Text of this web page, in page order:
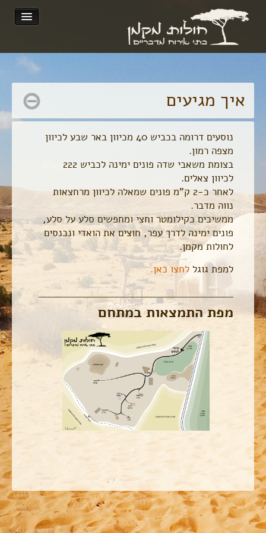
אודות
גלריה
הסעדה – מה בתפריט?
איך מגיעים
English
ריטריט יוגה עם אדוה לוי-הולר
איך מגיעים
נוסעים דרומה בכביש 40 מכיוון באר שבע לכיוון
מצפה רמון.
בצומת משאבי שדה פונים ימינה לכביש 222
לכיוון צאלים.
לאחר כ-2 ק"מ פונים שמאלה לכיוון מרחצאות
נווה מדבר.
ממשיכים כקילומטר וחצי ומחפשים סלע על סלע,
פונים ימינה לדרך עפר, חוצים את הואדי ונכנסים
לחולות מקמן.
למפת גוגל לחצו כאן.
מפת התמצאות במתחם